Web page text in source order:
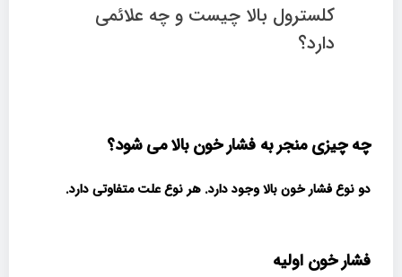
کلسترول بالا چیست و چه علائمی
دارد؟
چه چیزی منجر به فشار خون بالا می شود؟
دو نوع فشار خون بالا وجود دارد. هر نوع علت متفاوتی دارد.
فشار خون اولیه